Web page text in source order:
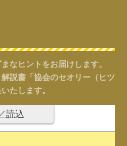
なヒントをお届けします。
説書「協会のセオリー（ヒツ
たします。